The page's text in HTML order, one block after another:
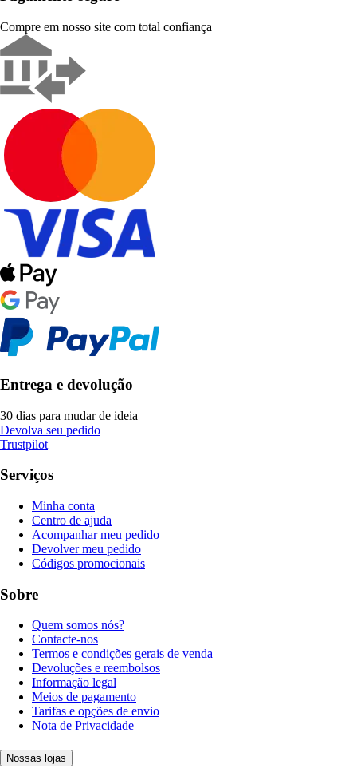
Compre em nosso site com total confiança
Entrega e devolução
30 dias para mudar de ideia
Devolva seu pedido
Trustpilot
Serviços
Minha conta
Centro de ajuda
Acompanhar meu pedido
Devolver meu pedido
Códigos promocionais
Sobre
Quem somos nós?
Contacte-nos
Termos e condições gerais de venda
Devoluções e reembolsos
Informação legal
Meios de pagamento
Tarifas e opções de envio
Nota de Privacidade
Nossas lojas